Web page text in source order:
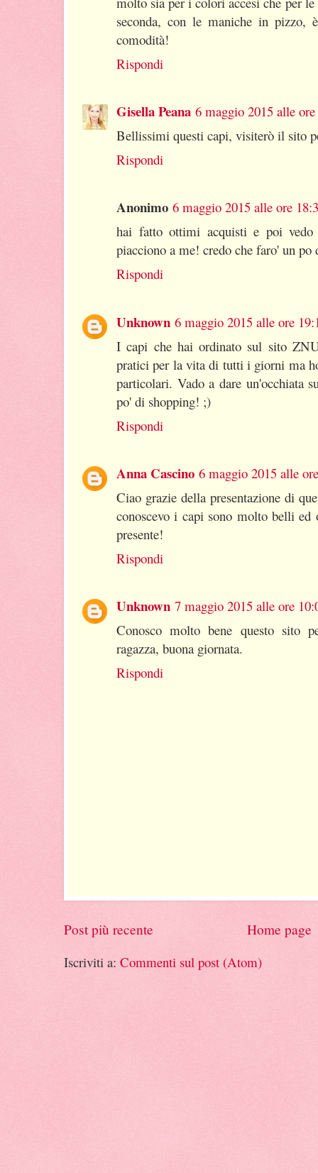
seconda, con le maniche in
comodità!
Rispondi
Gisella Peana 6 maggio 2015 alle
Bellissimi questi capi, visiterò il sito
Rispondi
Anonimo 6 maggio 2015 alle ore
hai fatto ottimi acquisti e poi vedo
piacciono a me! credo che faro' un
Rispondi
Unknown 6 maggio 2015 alle ore
I capi che hai ordinato sul sito
pratici per la vita di tutti i giorni ma
particolari. Vado a dare un'occhiata
po' di shopping! ;)
Rispondi
Anna Cascino 6 maggio 2015 alle
Ciao grazie della presentazione di
conoscevo i capi sono molto belli ed
presente!
Rispondi
Unknown 7 maggio 2015 alle ore
Conosco molto bene questo sito
ragazza, buona giornata.
Rispondi
Post più recente
Home page
Iscriviti a: Commenti sul post (Atom)